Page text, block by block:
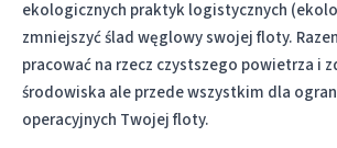
ekologicznych praktyk logistycznych (
zmniejszyć ślad węglowy swojej floty.
pracować na rzecz czystszego powietrza i
środowiska ale przede wszystkim dla
operacyjnych Twojej floty.